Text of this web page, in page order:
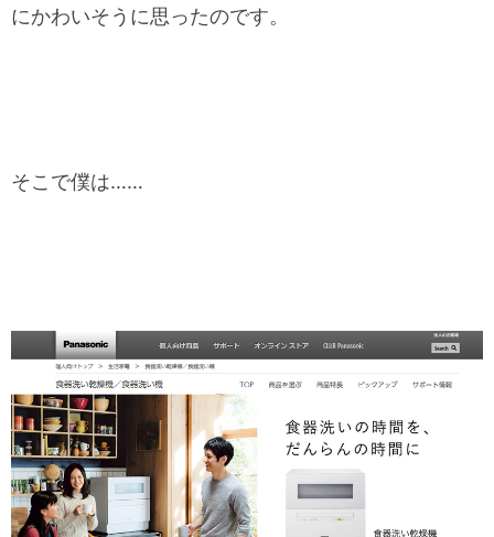
にかわいそうに思ったのです。
そこで僕は……